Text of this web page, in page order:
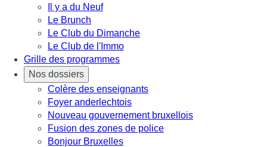
Il y a du Neuf
Le Brunch
Le Club du Dimanche
Le Club de l'Immo
Grille des programmes
Nos dossiers
Colère des enseignants
Foyer anderlechtois
Nouveau gouvernement bruxellois
Fusion des zones de police
Bonjour Bruxelles